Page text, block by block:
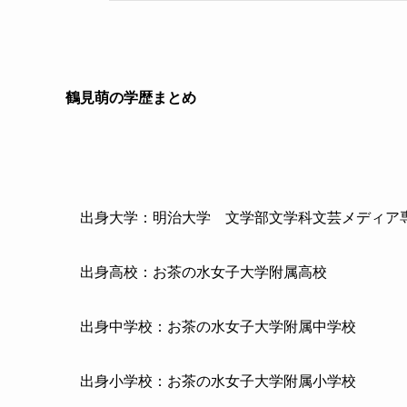
鶴見萌の学歴まとめ
出身大学：明治大学 文学部文学科文芸メディア
出身高校：お茶の水女子大学附属高校
出身中学校：お茶の水女子大学附属中学校
出身小学校：お茶の水女子大学附属小学校